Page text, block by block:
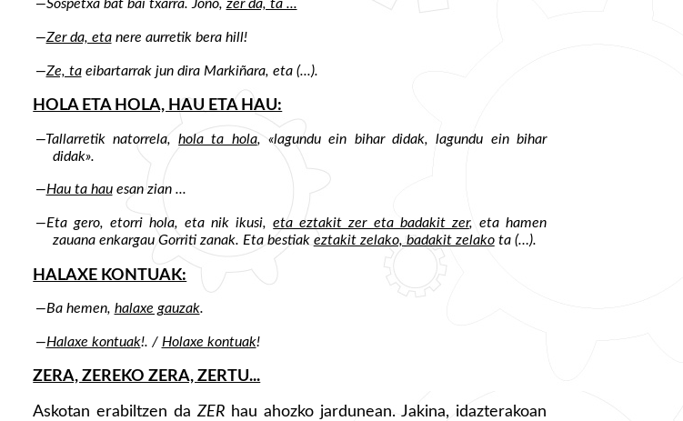
—Sospetxa bat bai txarra. Joño, zer da, ta ...
—Zer da, etanere aurretik bera hill!
—Ze, taeibartarrak jun dira Markiñara, eta (...).
HOLA ETA HOLA, HAU ETA HAU:
—Tallarretik natorrela,hola ta hola, «lagundu ein bihar didak, lagundu ein bihar
didak».
—Hau ta hauesan zian ...
—Eta gero, etorri hola, eta nik ikusi,eta eztakit zer eta badakit zer, eta hamen
zauana enkargau Gorriti zanak. Eta bestiak eztakit zelako, badakit zelakota (…).
HALAXE KONTUAK:
—Ba hemen, halaxe gauzak.
—Halaxe kontuak!. / Holaxe kontuak!
ZERA, ZEREKO ZERA, ZERTU...
Askotan erabiltzen daZER hau ahozko jardunean. Jakina, idazterakoan